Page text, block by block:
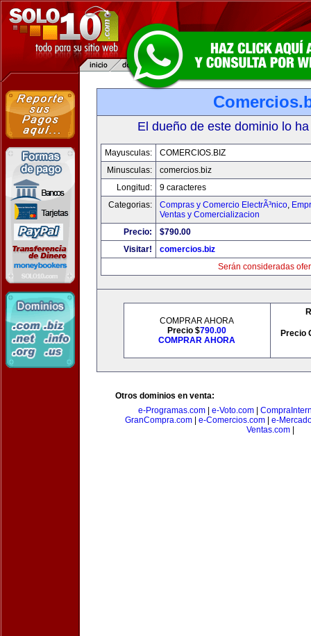
El dueño de este dominio lo
Mayusculas:
COMERCIOS.BIZ
Minusculas:
comercios.biz
Longitud:
9 caracteres
Categorias:
Compras y Comercio ElectrÃ³nico,
Ventas y Comercializacion
Precio:
$790.00
Visitar!
comercios.biz
Serán consideradas
COMPRAR AHORA
Precio $790.00
COMPRAR AHORA
Precio
Otros dominios en venta:
e-Programas.com
e-Voto.com
GranCompra.com
e-Comercios.com
e-
Ventas.com|